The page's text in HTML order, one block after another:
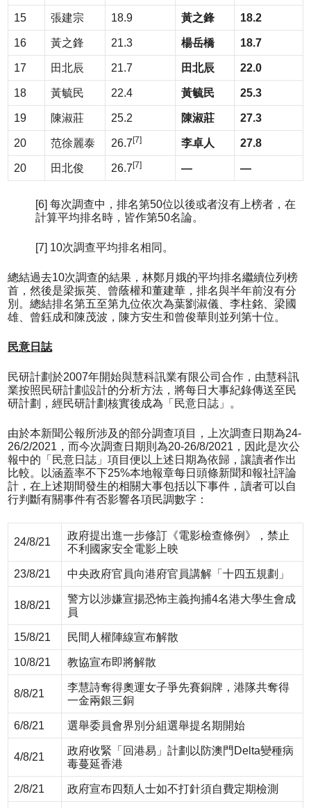
15 張建宗 18.9 黃之鋒 18.2
16 黃之鋒 21.3 楊岳橋 18.7
17 田北辰 21.7 田北辰 22.0
18 黃毓民 22.4 黃毓民 25.3
19 陳淑莊 25.2 陳淑莊 27.3
20 范徐麗泰 26.7 [7] 李卓人 27.8
20 田北俊 26.7 [7] — —
[6] 每次調查中，排名第50位以後或者沒有上榜者，在
計算平均排名時，皆作第50名論。
[7] 10次調查平均排名相同。
總結過去10次調查的結果，林鄭月娥的平均排名繼續位列榜
首，然後是梁振英、曾蔭權和董建華，排名與半年前沒有分
別。總結排名第五至第九位依次為葉劉淑儀、李柱銘、梁國
雄、曾鈺成和陳茂波，陳方安生和曾俊華則並列第十位。
民意日誌
民研計劃於2007年開始與慧科訊業有限公司合作，由慧科訊
業按照民研計劃設計的分析方法，將每日大事紀錄傳送至民
研計劃，經民研計劃核實後成為「民意日誌」。
由於本新聞公報所涉及的部分調查項目，上次調查日期為24-
26/2/2021，而今次調查日期則為20-26/8/2021，因此是次公
報中的「民意日誌」項目便以上述日期為依歸，讓讀者作出
比較。以涵蓋率不下25%本地報章每日頭條新聞和報社評論
計，在上述期間發生的相關大事包括以下事件，讀者可以自
行判斷有關事件有否影響各項民調數字：
24/8/21
政府提出進一步修訂《電影檢查條例》，禁止
不利國家安全電影上映
23/8/21 中央政府官員向港府官員講解「十四五規劃」
18/8/21
警方以涉嫌宣揚恐怖主義拘捕4名港大學生會成
員
15/8/21 民間人權陣線宣布解散
10/8/21 教協宣布即將解散
8/8/21
李慧詩奪得奧運女子爭先賽銅牌，港隊共奪得
一金兩銀三銅
6/8/21 選舉委員會界別分組選舉提名期開始
4/8/21
政府收緊「回港易」計劃以防澳門Delta變種病
毒蔓延香港
2/8/21 政府宣布四類人士如不打針須自費定期檢測